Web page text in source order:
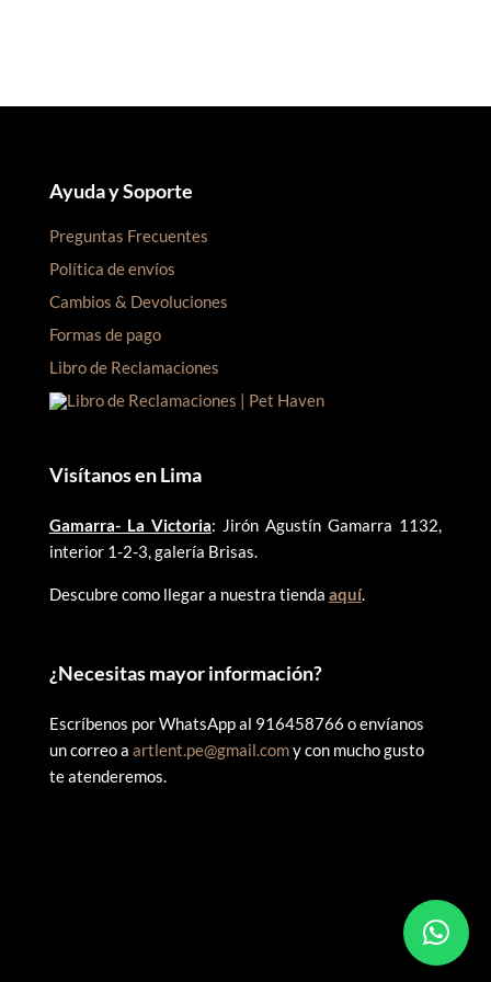
Ayuda y Soporte
Preguntas Frecuentes
Política de envíos
Cambios & Devoluciones
Formas de pago
Libro de Reclamaciones
Visítanos en Lima
Gamarra- La Victoria: Jirón Agustín Gamarra 1132,
interior 1-2-3, galería Brisas.
Descubre como llegar a nuestra tienda aquí.
¿Necesitas mayor información?
Escríbenos por WhatsApp al 916458766 o envíanos
un correo a artlent.pe@gmail.comy con mucho gusto
te atenderemos.
2025 ARTLENT PERÚ – RUC:20606409207 – Todos los